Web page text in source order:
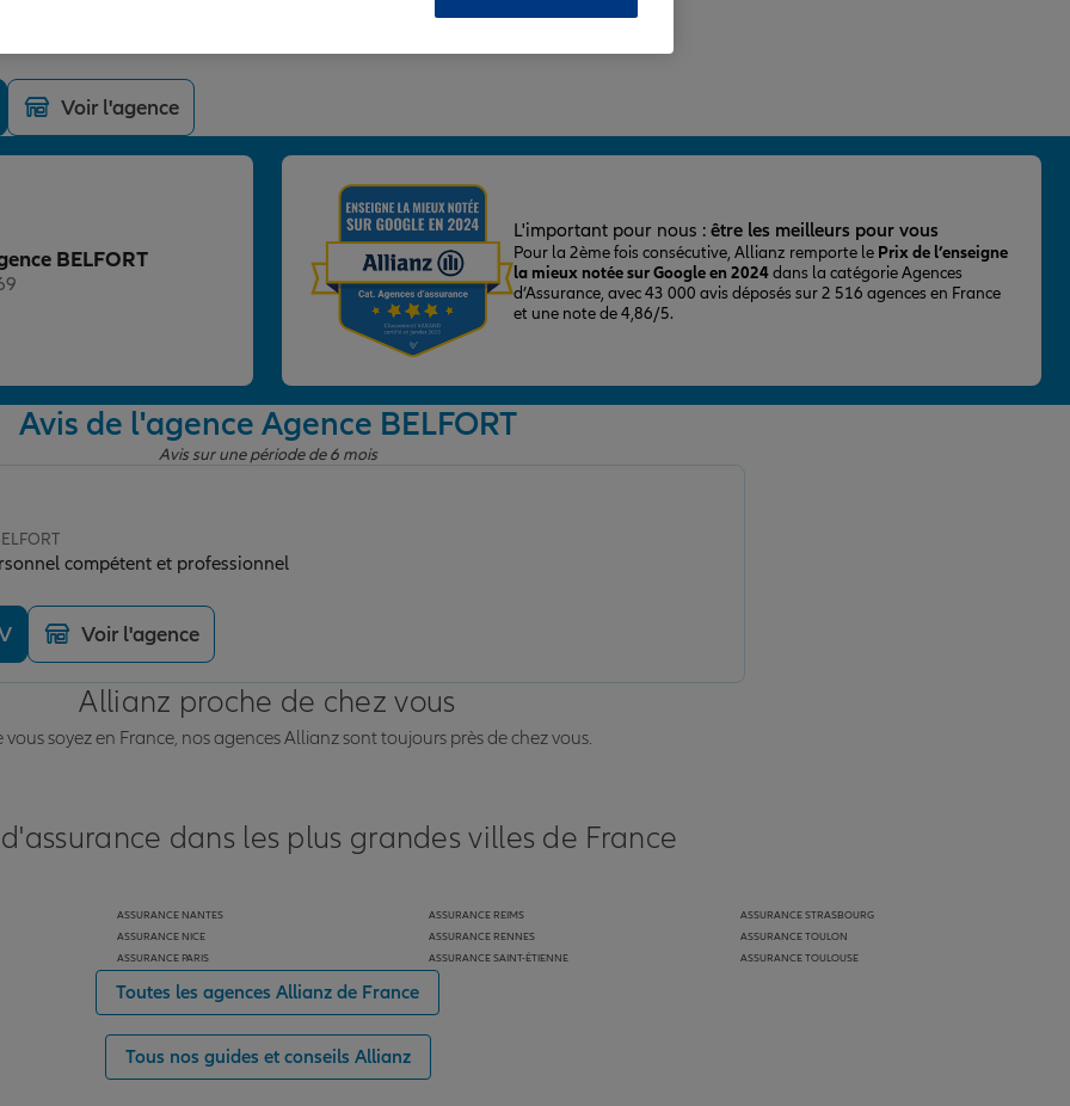
Voir l'agence
BELFORT
L'important pour nous : être les meilleurs pour vous
Pour la 2ème fois consécutive, Allianz remporte le Prix de l’enseigne
la mieux notée sur Google en 2024dans la catégorie Agences
d’Assurance, avec 43 000 avis déposés sur 2 516 agences en France
et une note de 4,86/5.
Avis de l'agence Agence BELFORT
Avis sur une période de 6 mois
compétent et professionnel
Voir l'agence
Allianz proche de chez vous
vous soyez en France, nos agences Allianz sont toujours près de chez vous.
dans les plus grandes villes de France
ASSURANCE NANTES
ASSURANCE NICE
ASSURANCE PARIS
ASSURANCE REIMS
ASSURANCE RENNES
ASSURANCE SAINT-ÉTIENNE
ASSURANCE STRASBOURG
ASSURANCE TOULON
ASSURANCE TOULOUSE
Toutes les agences Allianz de France
Tous nos guides et conseils Allianz